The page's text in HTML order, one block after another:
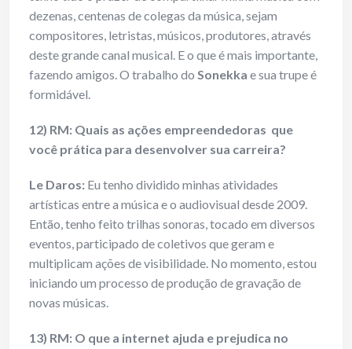
dezenas, centenas de colegas da música, sejam
compositores, letristas, músicos, produtores, através
deste grande canal musical. E o que é mais importante,
fazendo amigos. O trabalho do Sonekka e sua trupe é
formidável.
12) RM: Quais as ações empreendedoras que
você prática para desenvolver sua carreira?
Le Daros: Eu tenho dividido minhas atividades
artísticas entre a música e o audiovisual desde 2009.
Então, tenho feito trilhas sonoras, tocado em diversos
eventos, participado de coletivos que geram e
multiplicam ações de visibilidade. No momento, estou
iniciando um processo de produção de gravação de
novas músicas.
13) RM: O que a internet ajuda e prejudica no